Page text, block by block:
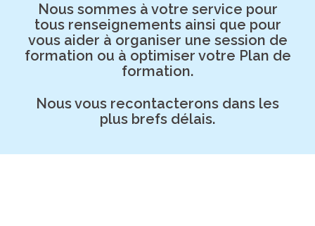
Nous sommes à votre service pour
tous renseignements ainsi que pour
vous aider à organiser une session de
formation ou à optimiser votre Plan de
formation.
Nous vous recontacterons dans les
plus brefs délais.